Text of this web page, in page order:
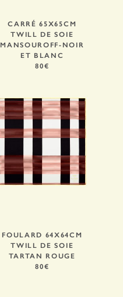
CARRÉ 65X65CM
TWILL DE SOIE
MANSOUROFF-NOIR
ET BLANC
80€
FOULARD 64X64CM
TWILL DE SOIE
TARTAN ROUGE
80€